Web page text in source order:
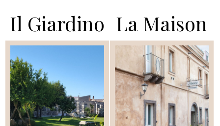
Il Giardino La Maison